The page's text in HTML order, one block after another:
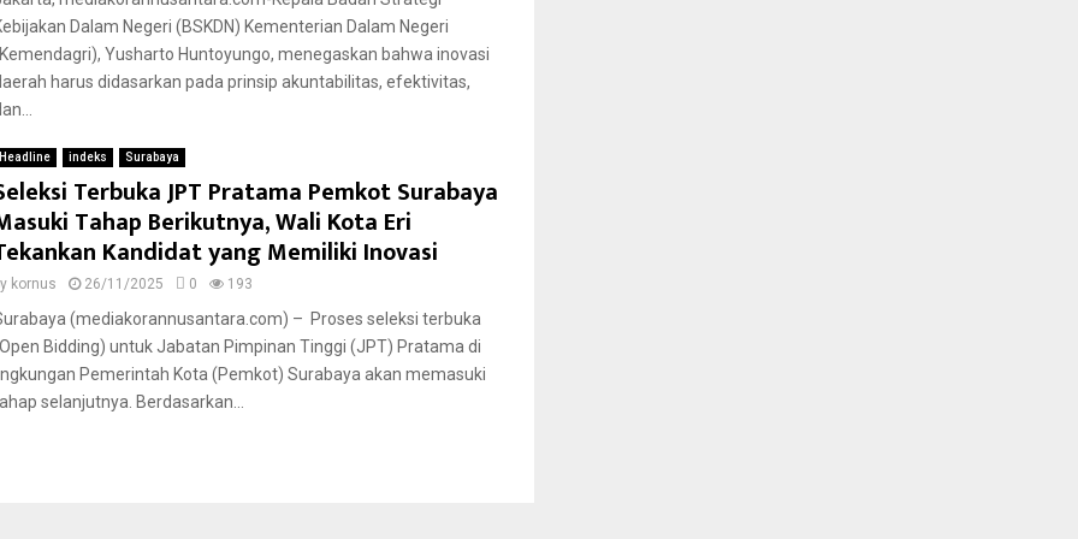
Dalam Negeri (BSKDN) Kementerian Dalam Negeri
Yusharto Huntoyungo, menegaskan bahwa inovasi
harus didasarkan pada prinsip akuntabilitas, efektivitas,
Headline indeks Surabaya
Terbuka JPT Pratama Pemkot Surabaya
Tahap Berikutnya, Wali Kota Eri
Kandidat yang Memiliki Inovasi
kornus 26/11/2025 0 193
(mediakorannusantara.com) – Proses seleksi terbuka
Bidding) untuk Jabatan Pimpinan Tinggi (JPT) Pratama di
Pemerintah Kota (Pemkot) Surabaya akan memasuki
selanjutnya. Berdasarkan...